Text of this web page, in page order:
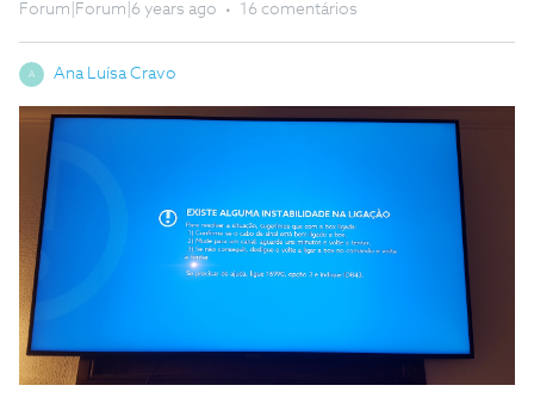
Forum|Forum|6 years ago 16 comentários
A Ana Luísa Cravo